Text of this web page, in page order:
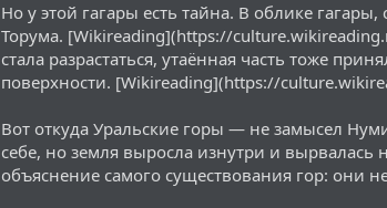
Но у этой гагары есть тайна. В облике
Торума. [Wikireading](https://
стала разрастаться, утаённая часть тоже
поверхности. [Wikireading](https://
Вот откуда Уральские горы — не замысел
себе, но земля выросла изнутри и вырвалась
объяснение самого существования гор: они